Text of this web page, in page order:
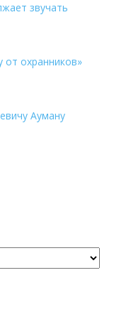
звучать
охранников»
Ауману